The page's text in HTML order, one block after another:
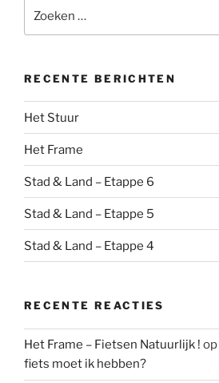
naar:
RECENTE BERICHTEN
Het Stuur
Het Frame
Stad & Land – Etappe 6
Stad & Land – Etappe 5
Stad & Land – Etappe 4
RECENTE REACTIES
Het Frame – Fietsen Natuurlijk ! op
fiets moet ik hebben?